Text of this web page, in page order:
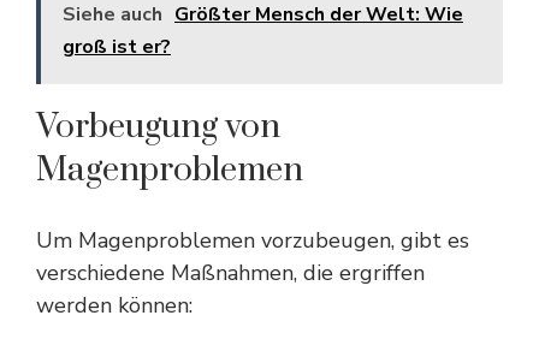
Siehe auch Größter Mensch der Welt: Wie
groß ist er?
Vorbeugung von
Magenproblemen
Um Magenproblemen vorzubeugen, gibt es
verschiedene Maßnahmen, die ergriffen
werden können: